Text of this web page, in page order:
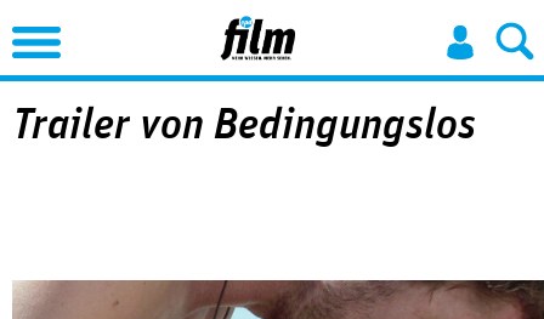
Jump to Navigation
Trailer von Bedingungslos